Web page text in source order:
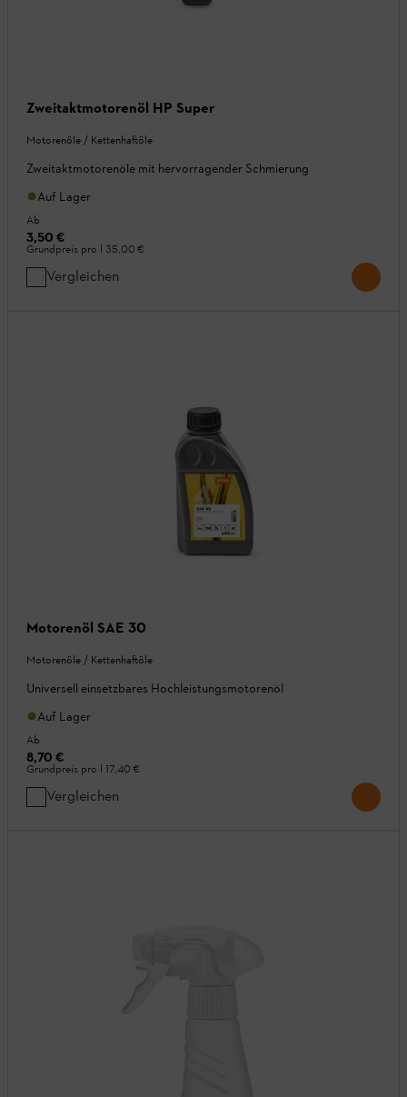
Zweitaktmotorenöl HP Super
Motorenöle / Kettenhaftöle
Zweitaktmotorenöle mit hervorragender Schmierung
Auf Lager
Ab
3,50 €
Grundpreis pro l 35,00 €
Vergleichen
Motorenöl SAE 30
Motorenöle / Kettenhaftöle
Universell einsetzbares Hochleistungsmotorenöl
Auf Lager
Ab
8,70 €
Grundpreis pro l 17,40 €
Vergleichen